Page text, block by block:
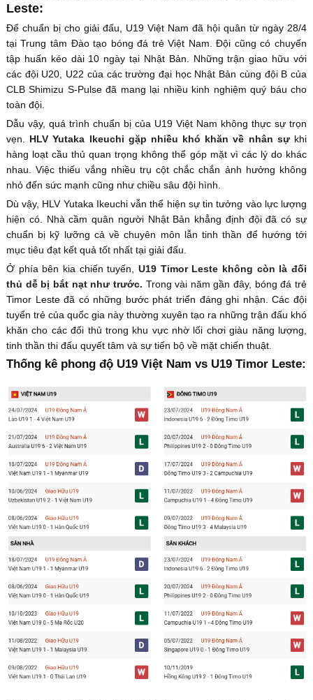
Leste:
Để chuẩn bị cho giải đấu, U19 Việt Nam đã hội quân từ ngày 28/4
tại Trung tâm Đào tạo bóng đá trẻ Việt Nam. Đội cũng có chuyến
tập huấn kéo dài 10 ngày tại Nhật Bản. Những trận giao hữu với
các đội U20, U22 của các trường đại học Nhật Bản cùng đội B của
CLB Shimizu S-Pulse đã mang lại nhiều kinh nghiệm quý báu cho
toàn đội.
Dẫu vậy, quá trình chuẩn bị của U19 Việt Nam không thực sự trọn
vẹn. HLV Yutaka Ikeuchi gặp nhiều khó khăn về nhân sựkhi
hàng loạt cầu thủ quan trọng không thể góp mặt vì các lý do khác
nhau. Việc thiếu vắng nhiều trụ cột chắc chắn ảnh hưởng không
nhỏ đến sức mạnh cũng như chiều sâu đội hình.
Dù vậy, HLV Yutaka Ikeuchi vẫn thể hiện sự tin tưởng vào lực lượng
hiện có. Nhà cầm quân người Nhật Bản khẳng định đội đã có sự
chuẩn bị kỹ lưỡng cả về chuyên môn lẫn tinh thần để hướng tới
mục tiêu đạt kết quả tốt nhất tại giải đấu.
Ở phía bên kia chiến tuyến, U19 Timor Leste không còn là đối
thủ dễ bị bắt nạt như trước. Trong vài năm gần đây, bóng đá trẻ
Timor Leste đã có những bước phát triển đáng ghi nhận. Các đội
tuyển trẻ của quốc gia này thường xuyên tạo ra những trận đấu khó
khăn cho các đối thủ trong khu vực nhờ lối chơi giàu năng lượng,
tinh thần thi đấu quyết tâm và sự tiến bộ về mặt chiến thuật.
Thống kê phong độ U19 Việt Nam vs U19 Timor Leste: